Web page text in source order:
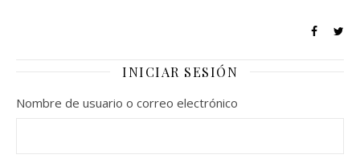
INICIAR SESIÓN
Nombre de usuario o correo electrónico